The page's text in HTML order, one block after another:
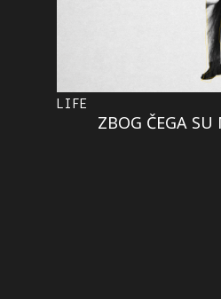
LIFE
ZBOG ČEGA SU